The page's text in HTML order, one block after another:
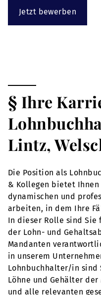
Jetzt bewerben
§ Ihre
Lintz,
Die Position als
& Kollegen bietet
dynamischen und
arbeiten, in dem Ihre
In dieser Rolle sind Sie
der Lohn- und
Mandanten
in unserem
Lohnbuchhalter/in sind
Löhne und Gehälter
und alle relevanten